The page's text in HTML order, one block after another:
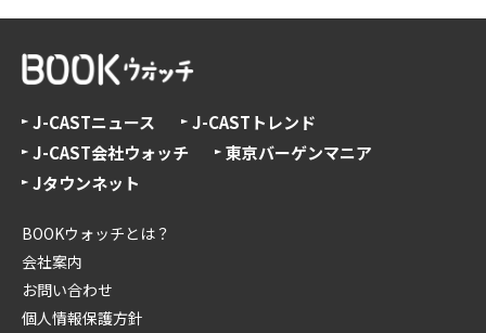
J-CASTニュース
J-CASTトレンド
J-CAST会社ウォッチ
東京バーゲンマニア
Jタウンネット
BOOKウォッチとは？
会社案内
お問い合わせ
個人情報保護方針